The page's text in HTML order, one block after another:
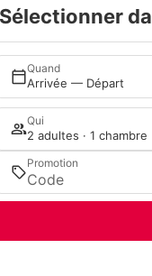
Sélectionner
Quand
Arrivée — Départ
Qui
2 adultes · 1 chambre
Promotion